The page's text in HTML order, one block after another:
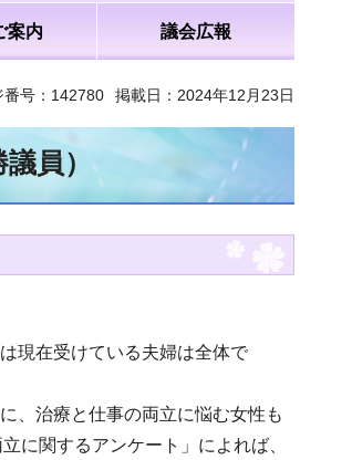
案内 議会広報
番号：142780 掲載日：2024年12月23日
員）
現在受けている夫婦は全体で
、治療と仕事の両立に悩む女性も
に関するアンケート」によれば、